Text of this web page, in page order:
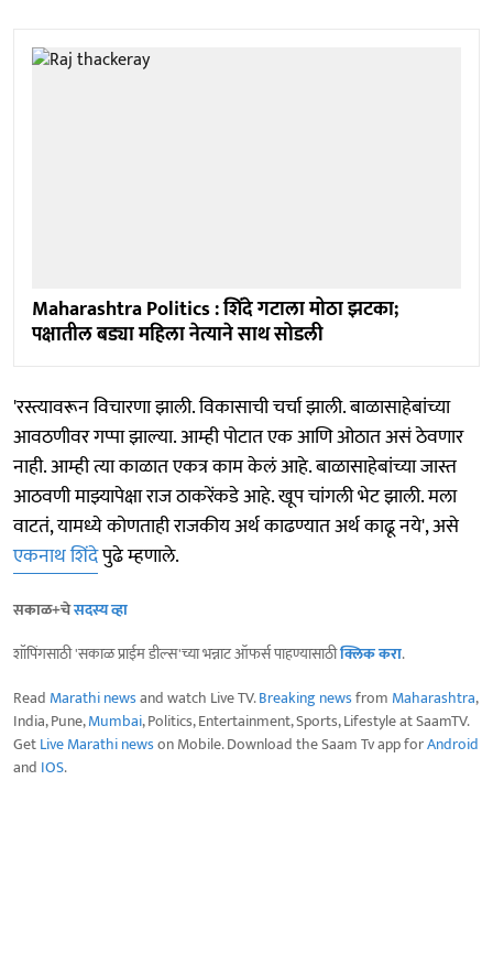
Maharashtra Politics : शिंदे गटाला मोठा झटका;
पक्षातील बड्या महिला नेत्याने साथ सोडली
'रस्त्यावरून विचारणा झाली. विकासाची चर्चा झाली. बाळासाहेबांच्या
आवठणीवर गप्पा झाल्या. आम्ही पोटात एक आणि ओठात असं ठेवणार
नाही. आम्ही त्या काळात एकत्र काम केलं आहे. बाळासाहेबांच्या जास्त
आठवणी माझ्यापेक्षा राज ठाकरेंकडे आहे. खूप चांगली भेट झाली. मला
वाटतं, यामध्ये कोणताही राजकीय अर्थ काढण्यात अर्थ काढू नये', असे
एकनाथ शिंदेपुढे म्हणाले.
सकाळ+चेसदस्य व्हा
शॉपिंगसाठी 'सकाळ प्राईम डील्स'च्या भन्नाट ऑफर्स पाहण्यासाठीक्लिक करा.
Read Marathi newsand watch Live TV.Breaking newsfrom Maharashtra,
India, Pune,Mumbai, Politics, Entertainment, Sports, Lifestyle at SaamTV.
GetLive Marathi newson Mobile. Download the Saam Tv app forAndroid
and IOS.